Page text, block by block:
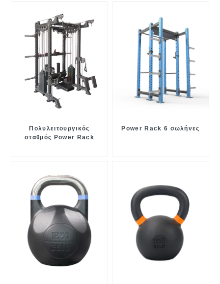
Πολυλειτουργικός
σταθμός Power Rack
Power Rack 6 σωλήνες